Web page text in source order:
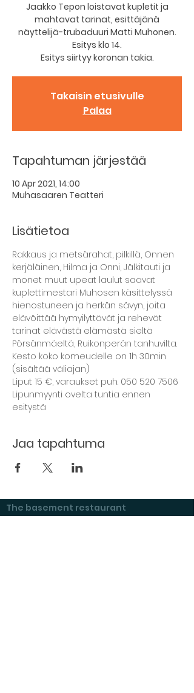
Jaakko Tepon loistavat kupletit ja
mahtavat tarinat, esittäjänä
näyttelijä-trubaduuri Matti Muhonen.
Esitys klo 14.
Esitys siirtyy koronan takia.
Takaisin etusivulle
Palaa
Tapahtuman järjestää
10 Apr 2021, 14:00
Muhasaaren Teatteri
Lisätietoa
Rakkaus ja metsärahat, pilkillä, Onnen
kerjäläinen, Hilma ja Onni, Jälkitauti ja
monet muut upeat laulut saavat
kuplettimestari Muhosen käsittelyssä
hienostuneen ja herkän sävyn, joita
elävöittää hymyilyttävät ja rehevät
tarinat elävästä elämästä sieltä
Pörsänmäeltä, Ruikonperän tanhuvilta.
Kesto koko komeudelle on 1h 30min
(sisältää väliajan)
Liput 15 €, varaukset puh. 050 520 7506
Lipunmyynti ovelta tuntia ennen
esitystä
Jaa tapahtuma
The basement restaurant